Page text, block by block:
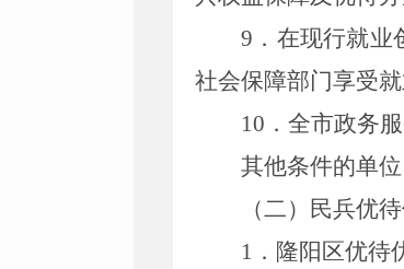
9 ． 在现行就业
社会保障部门享受
10 ． 全市政务
其他条件的单
（二）民兵优
1 ． 隆阳区优待